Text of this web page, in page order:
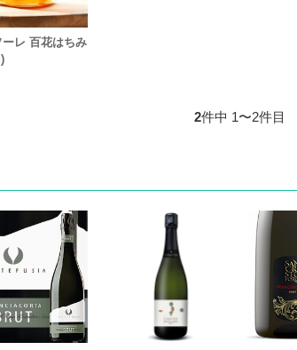
ーレ 百花はちみ
2件中 1〜2件目